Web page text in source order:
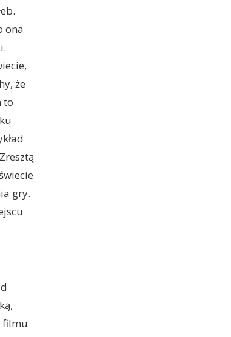
ona
że
to
gry.
filmu